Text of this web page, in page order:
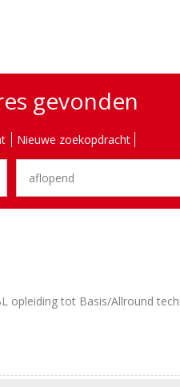
gevonden
Nieuwe zoekopdracht
opleiding tot Basis/Allround